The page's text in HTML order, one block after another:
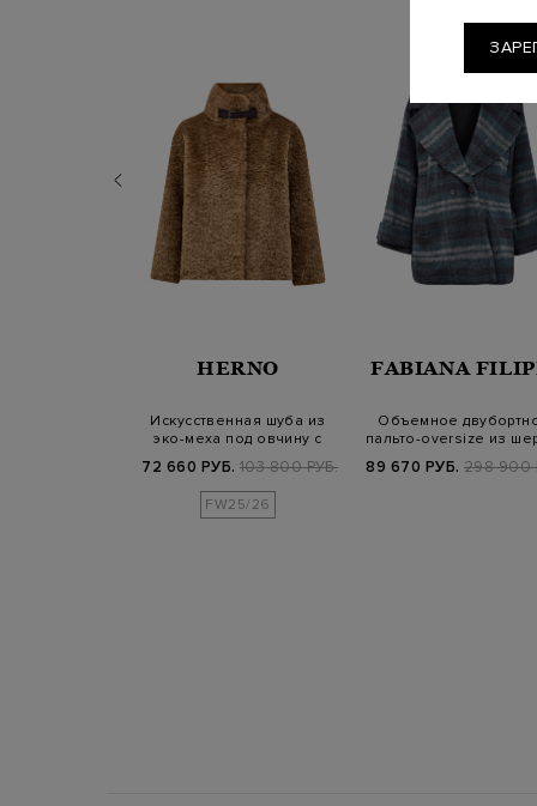
HERNO
Искусственная шуба из
эко-меха под овчину с
72 660 РУБ. 103 800 РУБ.
FW25/26
FABIANA
Объемное
пальто-oversize из
89 670 РУБ. 298 900